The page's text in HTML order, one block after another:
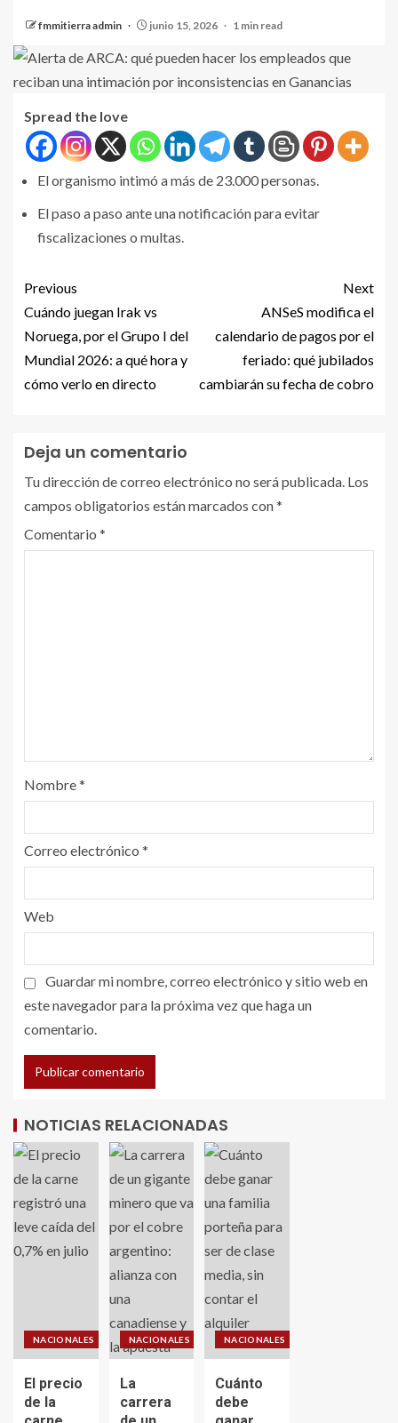
fmmitierra admin junio 15, 2026 1 min read
Spread the love
El organismo intimó a más de 23.000 personas.
El paso a paso ante una notificación para evitar
fiscalizaciones o multas.
Previous
Cuándo juegan Irak vs
Noruega, por el Grupo I del
Mundial 2026: a qué hora y
cómo verlo en directo
Next
ANSeS modifica el
calendario de pagos por el
feriado: qué jubilados
cambiarán su fecha de cobro
Deja un comentario
Tu dirección de correo electrónico no será publicada. Los
campos obligatorios están marcados con*
Comentario *
Nombre*
Correo electrónico *
Web
Guardar mi nombre, correo electrónico y sitio web en
este navegador para la próxima vez que haga un
comentario.
NOTICIAS RELACIONADAS
NACIONALES
El precio
de la
NACIONALES
La
carrera
NACIONALES
Cuánto
debe